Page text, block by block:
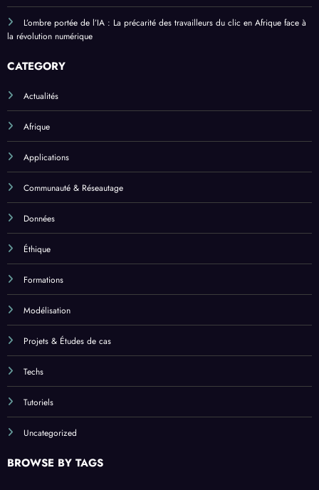
L’ombre portée de l’IA : La précarité des travailleurs du clic en Afrique face à
la révolution numérique
CATEGORY
Actualités
Afrique
Applications
Communauté & Réseautage
Données
Éthique
Formations
Modélisation
Projets & Études de cas
Techs
Tutoriels
Uncategorized
BROWSE BY TAGS